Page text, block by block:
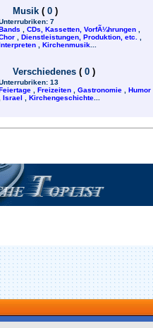
Musik ( 0 )
7
CDs, Kassetten, VorfÃ¼hrungen
Dienstleistungen, Produktion, etc.
Kirchenmusik
Verschiedenes ( 0 )
13
Freizeiten Gastronomie
Humor
Israel Kirchengeschichte